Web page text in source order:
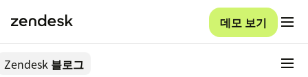
데모 보기
Zendesk 블로그